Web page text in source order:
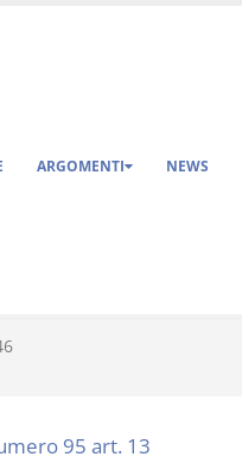
ARGOMENTI NEWS
95 art. 13